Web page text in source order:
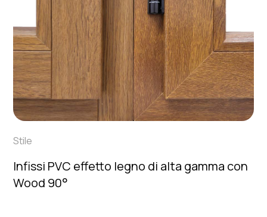
Stile
Infissi PVC effetto legno di alta gamma con
Wood 90°